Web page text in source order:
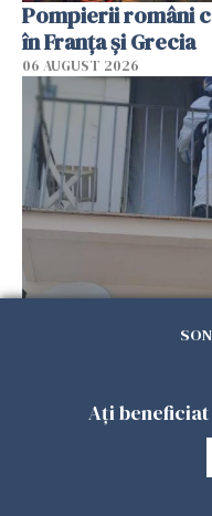
Pompierii români
în Franţa şi Grecia
06 AUGUST 2026
Român de 54 de
Ați